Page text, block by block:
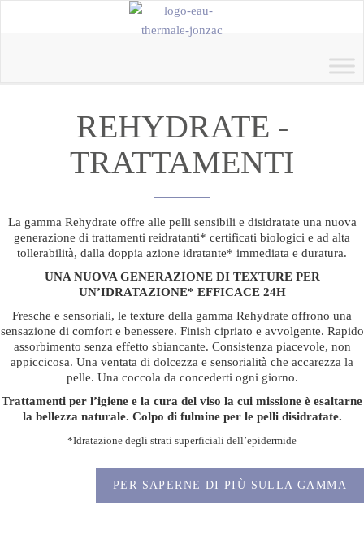
REHYDRATE -
TRATTAMENTI
La gamma Rehydrate offre alle pelli sensibili e disidratate una nuova
generazione di trattamenti reidratanti* certificati biologici e ad alta
tollerabilità, dalla doppia azione idratante* immediata e duratura.
UNA NUOVA GENERAZIONE DI TEXTURE PER
UN’IDRATAZIONE* EFFICACE 24H
Fresche e sensoriali, le texture della gamma Rehydrate offrono una
sensazione di comfort e benessere. Finish cipriato e avvolgente. Rapido
assorbimento senza effetto sbiancante. Consistenza piacevole, non
appiccicosa. Una ventata di dolcezza e sensorialità che accarezza la
pelle. Una coccola da concederti ogni giorno.
Trattamenti per l’igiene e la cura del viso la cui missione è esaltarne
la bellezza naturale. Colpo di fulmine per le pelli disidratate.
*Idratazione degli strati superficiali dell’epidermide
PER SAPERNE DI PIÙ SULLA GAMMA